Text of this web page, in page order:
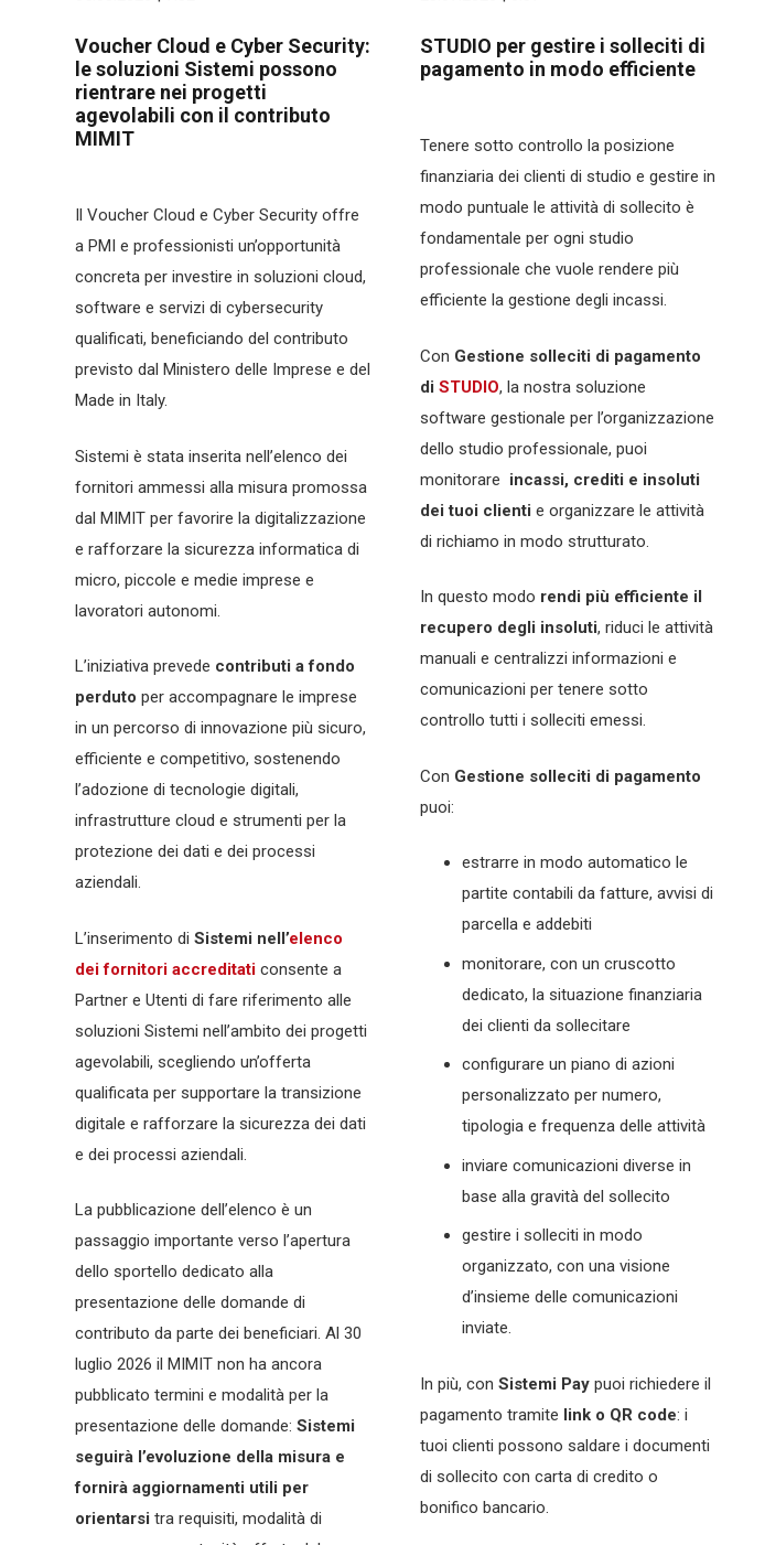
Voucher Cloud e Cyber Security:
le soluzioni Sistemi possono
rientrare nei progetti
agevolabili con il contributo
MIMIT
Il Voucher Cloud e Cyber Security offre
a PMI e professionisti un’opportunità
concreta per investire in soluzioni cloud,
software e servizi di cybersecurity
qualificati, beneficiando del contributo
previsto dal Ministero delle Imprese e del
Made in Italy.
Sistemi è stata inserita nell’elenco dei
fornitori ammessi alla misura promossa
dal MIMIT per favorire la digitalizzazione
e rafforzare la sicurezza informatica di
micro, piccole e medie imprese e
lavoratori autonomi.
L’iniziativa prevede contributi a fondo
perduto per accompagnare le imprese
in un percorso di innovazione più sicuro,
efficiente e competitivo, sostenendo
l’adozione di tecnologie digitali,
infrastrutture cloud e strumenti per la
protezione dei dati e dei processi
aziendali.
L’inserimento di Sistemi nell’elenco
dei fornitori accreditaticonsente a
Partner e Utenti di fare riferimento alle
soluzioni Sistemi nell’ambito dei progetti
agevolabili, scegliendo un’offerta
qualificata per supportare la transizione
digitale e rafforzare la sicurezza dei dati
e dei processi aziendali.
La pubblicazione dell’elenco è un
passaggio importante verso l’apertura
dello sportello dedicato alla
presentazione delle domande di
contributo da parte dei beneficiari. Al 30
luglio 2026 il MIMIT non ha ancora
pubblicato termini e modalità per la
presentazione delle domande: Sistemi
seguirà l’evoluzione della misura e
fornirà aggiornamenti utili per
orientarsi tra requisiti, modalità di
STUDIO per gestire i solleciti di
pagamento in modo efficiente
Tenere sotto controllo la posizione
finanziaria dei clienti di studio e gestire in
modo puntuale le attività di sollecito è
fondamentale per ogni studio
professionale che vuole rendere più
efficiente la gestione degli incassi.
Con Gestione solleciti di pagamento
di STUDIO, la nostra soluzione
software gestionale per l’organizzazione
dello studio professionale, puoi
monitorare incassi, crediti e insoluti
dei tuoi clienti e organizzare le attività
di richiamo in modo strutturato.
In questo modo rendi più efficiente il
recupero degli insoluti, riduci le attività
manuali e centralizzi informazioni e
comunicazioni per tenere sotto
controllo tutti i solleciti emessi.
Con Gestione solleciti di pagamento
puoi:
estrarre in modo automatico le
partite contabili da fatture, avvisi di
parcella e addebiti
monitorare, con un cruscotto
dedicato, la situazione finanziaria
dei clienti da sollecitare
configurare un piano di azioni
personalizzato per numero,
tipologia e frequenza delle attività
inviare comunicazioni diverse in
base alla gravità del sollecito
gestire i solleciti in modo
organizzato, con una visione
d’insieme delle comunicazioni
inviate.
In più, con Sistemi Pay puoi richiedere il
pagamento tramite link o QR code: i
tuoi clienti possono saldare i documenti
di sollecito con carta di credito o
bonifico bancario.